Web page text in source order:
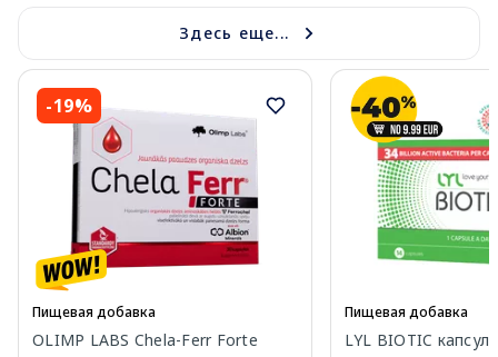
Здесь еще...
-19%
Пищевая добавка
OLIMP LABS Chela-Ferr Forte
Пищевая добавка
LYL BIOTIC